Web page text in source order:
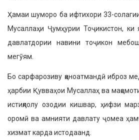
Ҳамаи шуморо ба ифтихори 33-
Мусаллаҳи Ҷумҳурии Тоҷикистон, ки
давлатдории навини тоҷикон
мегӯям.
Бо сарфарозиву қаноатмандӣ иброз
ҳарбии Қувваҳои Мусаллаҳ ва
истиқлолу озодии кишвар, ҳифзи
оромӣ ва амнияти давлату ҷомеа
хизмат карда истодаанд.